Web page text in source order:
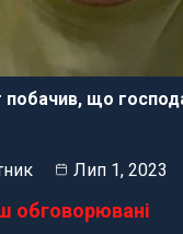
побачив, що
Лип 1, 2023
обговорювані